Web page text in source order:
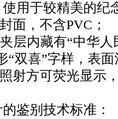
用于较精美的纪
面，不含PVC；
层内藏有“中华
“双喜”字样，表
射方可荧光显示
鉴别技术标准：